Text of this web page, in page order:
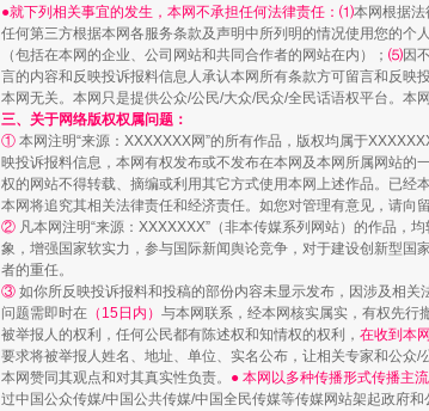
网上购药对药下症？
这是一记警钟！
●就下列相关事宜的发生，本网不承担任何法律责任：⑴本网根据法
任何第三方根据本网各服务条款及声明中所列明的情况使用您的个
（包括在本网的企业、公司网站和共同合作者的网站在内）； ⑸因
言的内容和反映投诉报料信息人承认本网所有条款方可留言和反
本网无关。本网只是提供公众/公民/大众/民众/全民话语权平台。本
三、关于网络版权权属问题：
① 本网注明“来源：XXXXXXX网”的所有作品，版权均属于
映投诉报料信息，本网有权发布或不发布在本网及本网所属网站
权的网站不得转载、摘编或利用其它方式使用本网上述作品。已经
本网将追究其相关法律责任和经济责任。如您对管理有意见，请向
② 凡本网注明“来源：XXXXXXX”（非本传媒系列网站）的作品，
象，增强国家软实力，参与国际新闻舆论竞争，对于建设创新型国
者的重任。
③ 如你所反映投诉报料和投稿的部份内容未显示发布，因涉及相
问题需即时在 （15日内） 与本网联系，经本网核实属实，有权先行
被举报人的权利，任何公民都有陈述权和知情权的权利， 在收到本
要求将被举报人姓名、地址、单位、实名公布，让相关专家和公众
本网赞同其观点和对其真实性负责。 ● 本网以多种传播形式传播主
过中国公众传媒/中国公共传媒/中国全民传媒等传媒网站架起政府